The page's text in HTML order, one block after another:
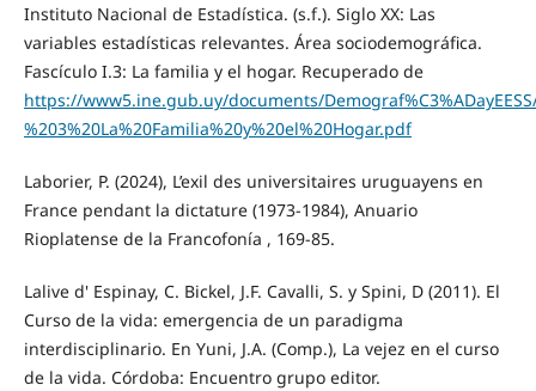
Instituto Nacional de Estadística. (s.f.). Siglo XX: Las
variables estadísticas relevantes. Área sociodemográfica.
Fascículo I.3: La familia y el hogar. Recuperado de
https://www5.ine.gub.uy/documents/
%203%20La%20Familia%20y%20el%20Hogar.pdf
Laborier, P. (2024), L’exil des universitaires uruguayens en
France pendant la dictature (1973-1984), Anuario
Rioplatense de la Francofonía , 169-85.
Lalive d' Espinay, C. Bickel, J.F. Cavalli, S. y Spini, D (2011). El
Curso de la vida: emergencia de un paradigma
interdisciplinario. En Yuni, J.A. (Comp.), La vejez en el curso
de la vida. Córdoba: Encuentro grupo editor.